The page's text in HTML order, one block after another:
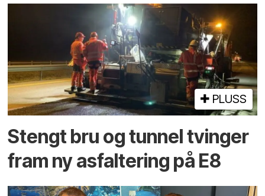
PLUSS
Stengt bru og tunnel tvinger
fram ny asfaltering på E8